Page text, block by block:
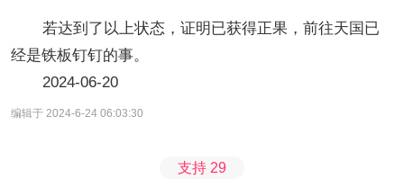
若达到了以上状态，证明已获得正果，前往天国已
经是铁板钉钉的事。
2024-06-20
编辑于 2024-6-24 06:03:30
支持 29